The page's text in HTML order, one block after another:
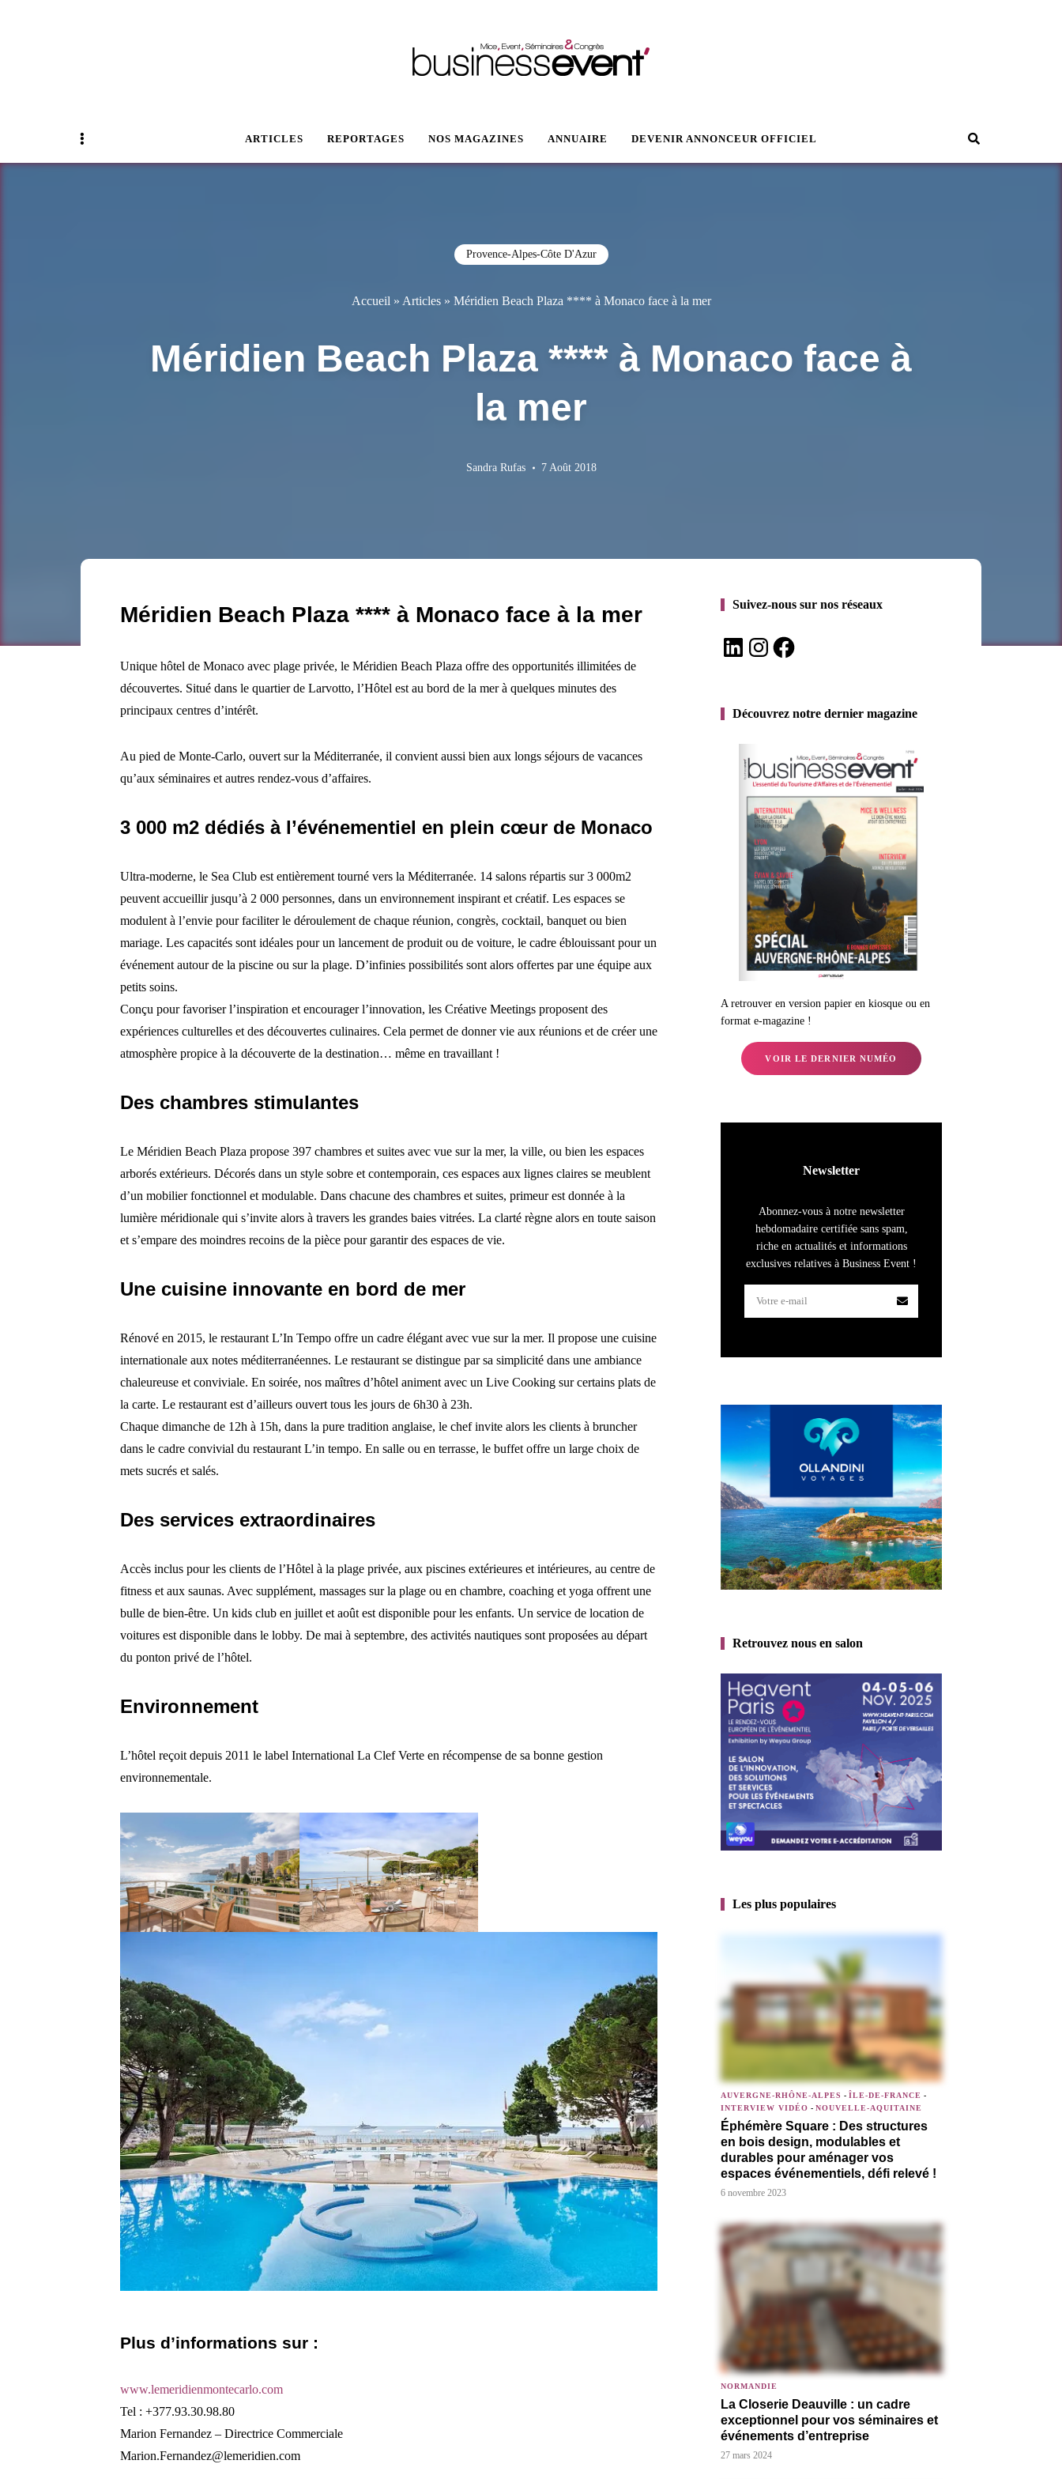
ARTICLES REPORTAGES NOS MAGAZINES ANNUAIRE DEVENIR ANNONCEUR OFFICIEL
Sidebar Recherche
Provence-Alpes-Côte D'Azur
Accueil » Articles» Méridien Beach Plaza **** à Monaco face à la mer
Méridien Beach Plaza **** à Monaco face à
la mer
Sandra Rufas 7 Août 2018
Méridien Beach Plaza **** à Monaco face à la mer
Unique hôtel de Monaco avec plage privée, le Méridien Beach Plaza offre des opportunités illimitées de
découvertes. Situé dans le quartier de Larvotto, l’Hôtel est au bord de la mer à quelques minutes des
principaux centres d’intérêt.
Au pied de Monte-Carlo, ouvert sur la Méditerranée, il convient aussi bien aux longs séjours de vacances
qu’aux séminaires et autres rendez-vous d’affaires.
3 000 m2 dédiés à l’événementiel en plein cœur de Monaco
Ultra-moderne, le Sea Club est entièrement tourné vers la Méditerranée. 14 salons répartis sur 3 000m2
peuvent accueillir jusqu’à 2 000 personnes, dans un environnement inspirant et créatif. Les espaces se
modulent à l’envie pour faciliter le déroulement de chaque réunion, congrès, cocktail, banquet ou bien
mariage. Les capacités sont idéales pour un lancement de produit ou de voiture, le cadre éblouissant pour un
événement autour de la piscine ou sur la plage. D’infinies possibilités sont alors offertes par une équipe aux
petits soins.
Conçu pour favoriser l’inspiration et encourager l’innovation, les Créative Meetings proposent des
expériences culturelles et des découvertes culinaires. Cela permet de donner vie aux réunions et de créer une
atmosphère propice à la découverte de la destination… même en travaillant !
Des chambres stimulantes
Le Méridien Beach Plaza propose 397 chambres et suites avec vue sur la mer, la ville, ou bien les espaces
arborés extérieurs. Décorés dans un style sobre et contemporain, ces espaces aux lignes claires se meublent
d’un mobilier fonctionnel et modulable. Dans chacune des chambres et suites, primeur est donnée à la
lumière méridionale qui s’invite alors à travers les grandes baies vitrées. La clarté règne alors en toute saison
et s’empare des moindres recoins de la pièce pour garantir des espaces de vie.
Une cuisine innovante en bord de mer
Rénové en 2015, le restaurant L’In Tempo offre un cadre élégant avec vue sur la mer. Il propose une cuisine
internationale aux notes méditerranéennes. Le restaurant se distingue par sa simplicité dans une ambiance
chaleureuse et conviviale. En soirée, nos maîtres d’hôtel animent avec un Live Cooking sur certains plats de
la carte. Le restaurant est d’ailleurs ouvert tous les jours de 6h30 à 23h.
Chaque dimanche de 12h à 15h, dans la pure tradition anglaise, le chef invite alors les clients à bruncher
dans le cadre convivial du restaurant L’in tempo. En salle ou en terrasse, le buffet offre un large choix de
mets sucrés et salés.
Des services extraordinaires
Accès inclus pour les clients de l’Hôtel à la plage privée, aux piscines extérieures et intérieures, au centre de
fitness et aux saunas. Avec supplément, massages sur la plage ou en chambre, coaching et yoga offrent une
bulle de bien-être. Un kids club en juillet et août est disponible pour les enfants. Un service de location de
voitures est disponible dans le lobby. De mai à septembre, des activités nautiques sont proposées au départ
du ponton privé de l’hôtel.
Environnement
L’hôtel reçoit depuis 2011 le label International La Clef Verte en récompense de sa bonne gestion
environnementale.
Plus d’informations sur :
www.lemeridienmontecarlo.com
Tel : +377.93.30.98.80
Marion Fernandez – Directrice Commerciale
Marion.Fernandez@lemeridien.com
Suivez-nous sur nos réseaux
LinkedInInstagramFacebook
Découvrez notre dernier magazine
A retrouver en version papier en kiosque ou en
format e-magazine !
VOIR LE DERNIER NUMÉO
Newsletter
Abonnez-vous à notre newsletter
hebdomadaire certifiée sans spam,
riche en actualités et informations
exclusives relatives à Business Event !
Retrouvez nous en salon
Les plus populaires
AUVERGNE-RHÔNE-ALPES - ÎLE-DE-FRANCE -
INTERVIEW VIDÉO - NOUVELLE-AQUITAINE
Éphémère Square : Des structures
en bois design, modulables et
durables pour aménager vos
espaces événementiels, défi relevé !
6 novembre 2023
NORMANDIE
La Closerie Deauville : un cadre
exceptionnel pour vos séminaires et
événements d’entreprise
27 mars 2024